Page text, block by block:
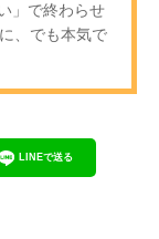
」で終わらせ
、でも本気で
LINEで送る